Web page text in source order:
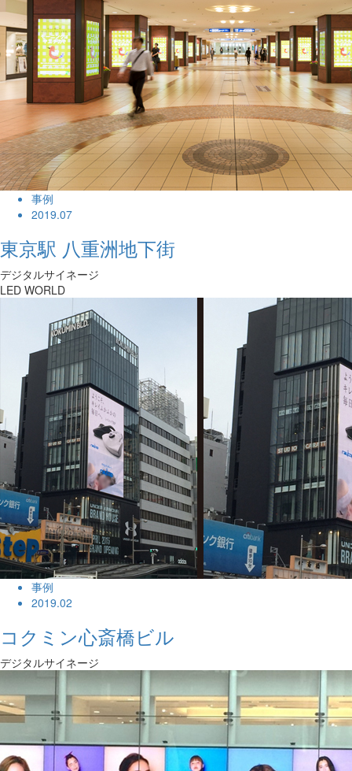
事例
2019.07
東京駅 八重洲地下街
デジタルサイネージ
LED WORLD
事例
2019.02
コクミン心斎橋ビル
デジタルサイネージ